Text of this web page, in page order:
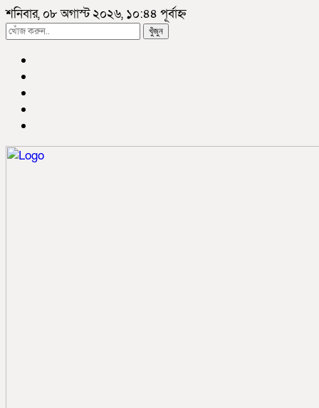
শনিবার, ০৮ অগাস্ট ২০২৬, ১০:৪৪ পূর্বাহ্ন
খুঁজুন